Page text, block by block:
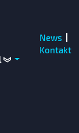
News
Kontakt